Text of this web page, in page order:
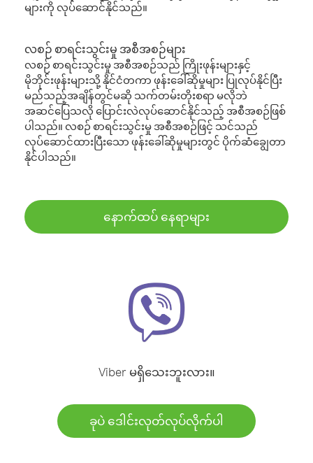
များကို လုပ်ဆောင်နိုင်သည်။
လစဉ် စာရင်းသွင်းမှု အစီအစဉ်များ
လစဉ် စာရင်းသွင်းမှု အစီအစဉ်သည် ကြိုးဖုန်းများနှင့်
မိုဘိုင်းဖုန်းများသို့ နိုင်ငံတကာ ဖုန်းခေါ်ဆိုမှုများ ပြုလုပ်နိုင်ပြီး
မည်သည့်အချိန်တွင်မဆို သက်တမ်းတိုးစရာ မလိုဘဲ
အဆင်ပြေသလို ပြောင်းလဲလုပ်ဆောင်နိုင်သည့် အစီအစဉ်ဖြစ်
ပါသည်။ လစဉ် စာရင်းသွင်းမှု အစီအစဉ်ဖြင့် သင်သည်
လုပ်ဆောင်ထားပြီးသော ဖုန်းခေါ်ဆိုမှုများတွင် ပိုက်ဆံချွေတာ
နိုင်ပါသည်။
နောက်ထပ် နေရာများ
Viber မရှိသေးဘူးလား။
ခုပဲ ဒေါင်းလုတ်လုပ်လိုက်ပါ